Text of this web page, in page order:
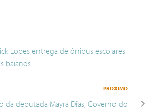
Lopes entrega de ônibus escolares
baianos
PRÓXIMO
da deputada Mayra Dias, Governo do